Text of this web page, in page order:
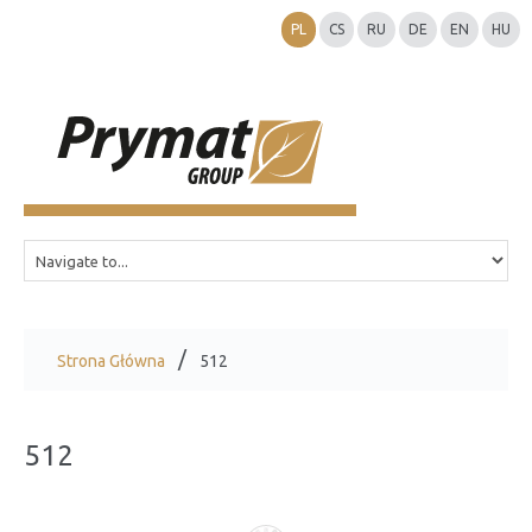
PL CS RU DE EN HU
Strona Główna 512
512